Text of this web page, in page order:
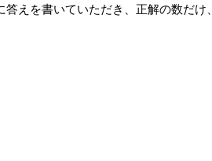
えを書いていただき、正解の数だ